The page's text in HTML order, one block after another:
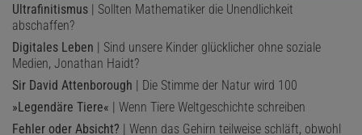
Ultrafinitismus | Sollten Mathematiker die Unendlichkeit
abschaffen?
Digitales Leben | Sind unsere Kinder glücklicher ohne soziale
Medien, Jonathan Haidt?
Sir David Attenborough | Die Stimme der Natur wird 100
»Legendäre Tiere« | Wenn Tiere Weltgeschichte schreiben
Fehler oder Absicht? | Wenn das Gehirn teilweise schläft, obwohl